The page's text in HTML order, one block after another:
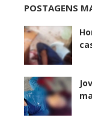
POSTAGENS